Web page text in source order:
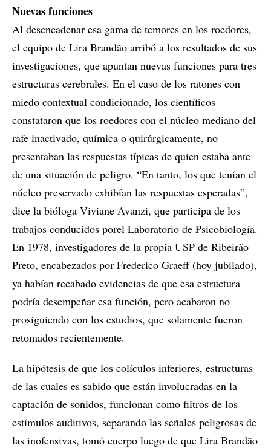
Nuevas funciones
Al desencadenar esa gama de temores en los roedores,
el equipo de Lira Brandão arribó a los resultados de sus
investigaciones, que apuntan nuevas funciones para tres
estructuras cerebrales. En el caso de los ratones con
miedo contextual condicionado, los científicos
constataron que los roedores con el núcleo mediano del
rafe inactivado, química o quirúrgicamente, no
presentaban las respuestas típicas de quien estaba ante
de una situación de peligro. “En tanto, los que tenían el
núcleo preservado exhibían las respuestas esperadas”,
dice la bióloga Viviane Avanzi, que participa de los
trabajos conducidos porel Laboratorio de Psicobiología.
En 1978, investigadores de la propia USP de Ribeirão
Preto, encabezados por Frederico Graeff (hoy jubilado),
ya habían recabado evidencias de que esa estructura
podría desempeñar esa función, pero acabaron no
prosiguiendo con los estudios, que solamente fueron
retomados recientemente.
La hipótesis de que los colículos inferiores, estructuras
de las cuales es sabido que están involucradas en la
captación de sonidos, funcionan como filtros de los
estímulos auditivos, separando las señales peligrosas de
las inofensivas, tomó cuerpo luego de que Lira Brandão